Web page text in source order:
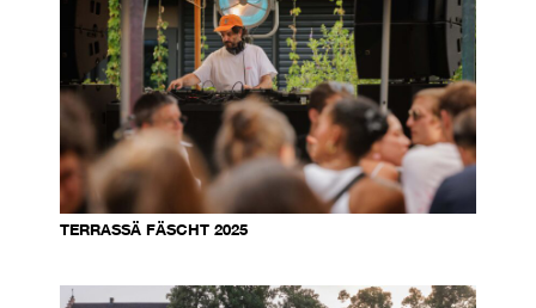
TERRASSÄ FÄSCHT 2025